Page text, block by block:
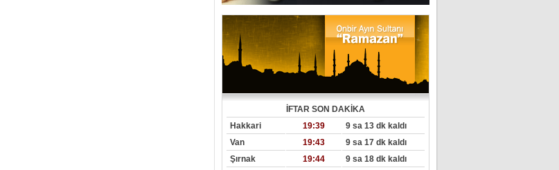
İFTAR SON DAKİKA
Hakkari
19:39
9 sa 13 dk kaldı
Van
19:43
9 sa 17 dk kaldı
Şırnak
19:44
9 sa 18 dk kaldı